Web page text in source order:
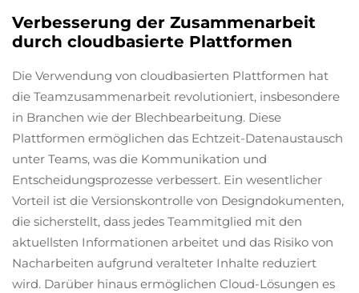
Verbesserung der Zusammenarbeit
durch cloudbasierte Plattformen
Die Verwendung von cloudbasierten Plattformen hat
die Teamzusammenarbeit revolutioniert, insbesondere
in Branchen wie der Blechbearbeitung. Diese
Plattformen ermöglichen das Echtzeit-Datenaustausch
unter Teams, was die Kommunikation und
Entscheidungsprozesse verbessert. Ein wesentlicher
Vorteil ist die Versionskontrolle von Designdokumenten,
die sicherstellt, dass jedes Teammitglied mit den
aktuellsten Informationen arbeitet und das Risiko von
Nacharbeiten aufgrund veralteter Inhalte reduziert
wird. Darüber hinaus ermöglichen Cloud-Lösungen es